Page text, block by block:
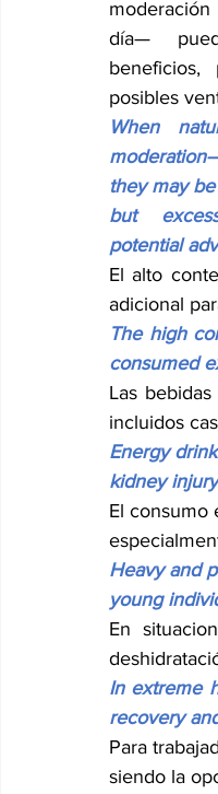
día—
posibles
When
they may
but
potential
El alto
adicional
The high
consumed
Las
incluidos
Energy
kidney
El consumo
Heavy and
young
En
In extreme
recovery
Para
siendo la